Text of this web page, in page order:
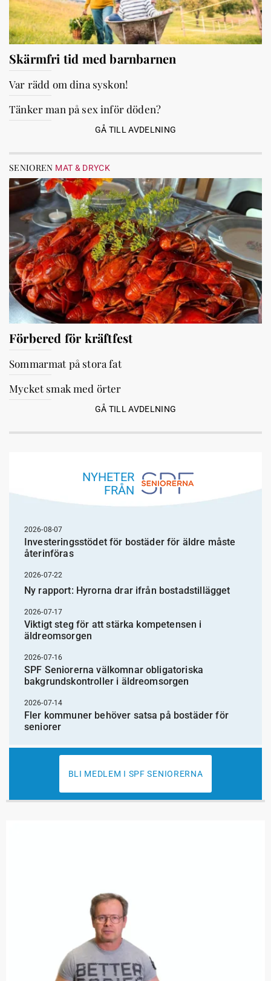
Skärmfri tid med barnbarnen
Var rädd om dina syskon!
Tänker man på sex inför döden?
GÅ TILL AVDELNING
SENIOREN MAT & DRYCK
Förbered för kräftfest
Sommarmat på stora fat
Mycket smak med örter
GÅ TILL AVDELNING
NYHETER
FRÅN
2026-08-07
Investeringsstödet för bostäder för äldre måste
återinföras
2026-07-22
Ny rapport: Hyrorna drar ifrån bostadstillägget
2026-07-17
Viktigt steg för att stärka kompetensen i
äldreomsorgen
2026-07-16
SPF Seniorerna välkomnar obligatoriska
bakgrundskontroller i äldreomsorgen
2026-07-14
Fler kommuner behöver satsa på bostäder för
seniorer
BLI MEDLEM I SPF SENIORERNA